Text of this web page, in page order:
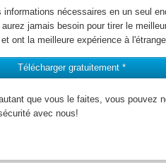
informations nécessaires en un seul
jamais besoin pour tirer le
ont la meilleure expérience à
Télécharger gratuitement *
que vous le faites, vous pouvez
avec nous!